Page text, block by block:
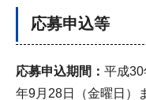
応募申込等
応募申込期間： 平成
年9月28日（金曜日）